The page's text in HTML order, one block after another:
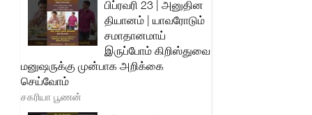
பிப்ரவரி 23 | அனுதின
தியானம் | யாவரோடும்
சமாதானமாய்
இருப்போம் கிறிஸ்துவை
மனுஷருக்கு முன்பாக அறிக்கை
செய்வோம்
சகரியா பூணன்